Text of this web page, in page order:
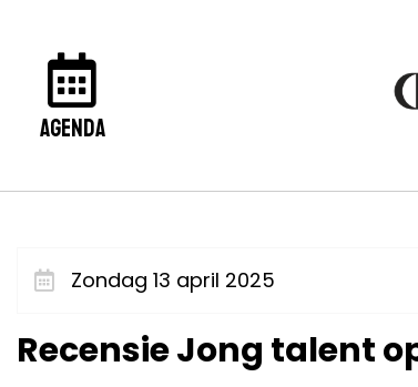
agenda
Zondag 13 april 2025
Recensie Jong talent